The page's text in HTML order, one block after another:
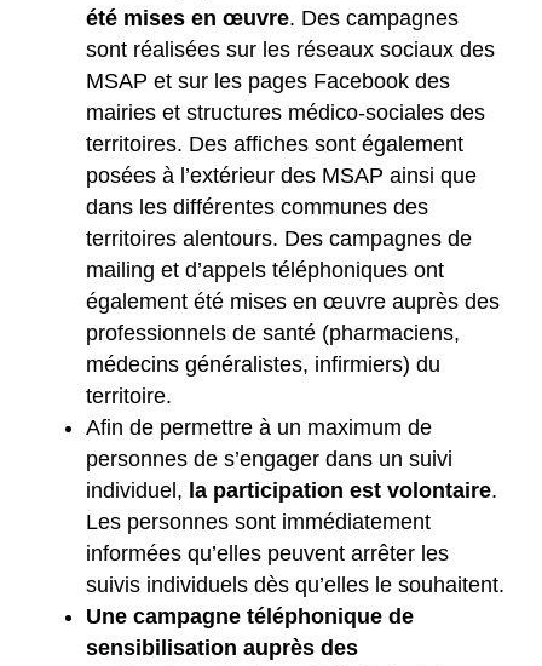
été mises en œuvre. Des campagnes
sont réalisées sur les réseaux sociaux des
MSAP et sur les pages Facebook des
mairies et structures médico-sociales des
territoires. Des affiches sont également
posées à l’extérieur des MSAP ainsi que
dans les différentes communes des
territoires alentours. Des campagnes de
mailing et d’appels téléphoniques ont
également été mises en œuvre auprès des
professionnels de santé (pharmaciens,
médecins généralistes, infirmiers) du
territoire.
Afin de permettre à un maximum de
personnes de s’engager dans un suivi
individuel, la participation est volontaire.
Les personnes sont immédiatement
informées qu’elles peuvent arrêter les
suivis individuels dès qu’elles le souhaitent.
Une campagne téléphonique de
sensibilisation auprès des